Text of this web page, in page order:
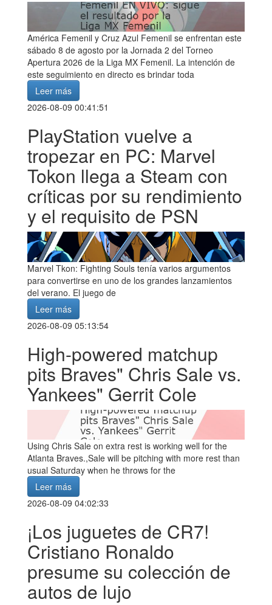
América Femenil y Cruz Azul Femenil se enfrentan este
sábado 8 de agosto por la Jornada 2 del Torneo
Apertura 2026 de la Liga MX Femenil. La intención de
este seguimiento en directo es brindar toda
Leer más
2026-08-09 00:41:51
PlayStation vuelve a
tropezar en PC: Marvel
Tokon llega a Steam con
críticas por su rendimiento
y el requisito de PSN
Marvel Tkon: Fighting Souls tenía varios argumentos
para convertirse en uno de los grandes lanzamientos
del verano. El juego de
Leer más
2026-08-09 05:13:54
High-powered matchup
pits Braves" Chris Sale vs.
Yankees" Gerrit Cole
Using Chris Sale on extra rest is working well for the
Atlanta Braves.,Sale will be pitching with more rest than
usual Saturday when he throws for the
Leer más
2026-08-09 04:02:33
¡Los juguetes de CR7!
Cristiano Ronaldo
presume su colección de
autos de lujo